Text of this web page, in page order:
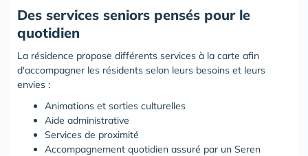
Des services seniors pensés pour le
quotidien
La résidence propose différents services à la carte afin
d'accompagner les résidents selon leurs besoins et leurs
envies :
Animations et sorties culturelles
Aide administrative
Services de proximité
Accompagnement quotidien assuré par un Seren